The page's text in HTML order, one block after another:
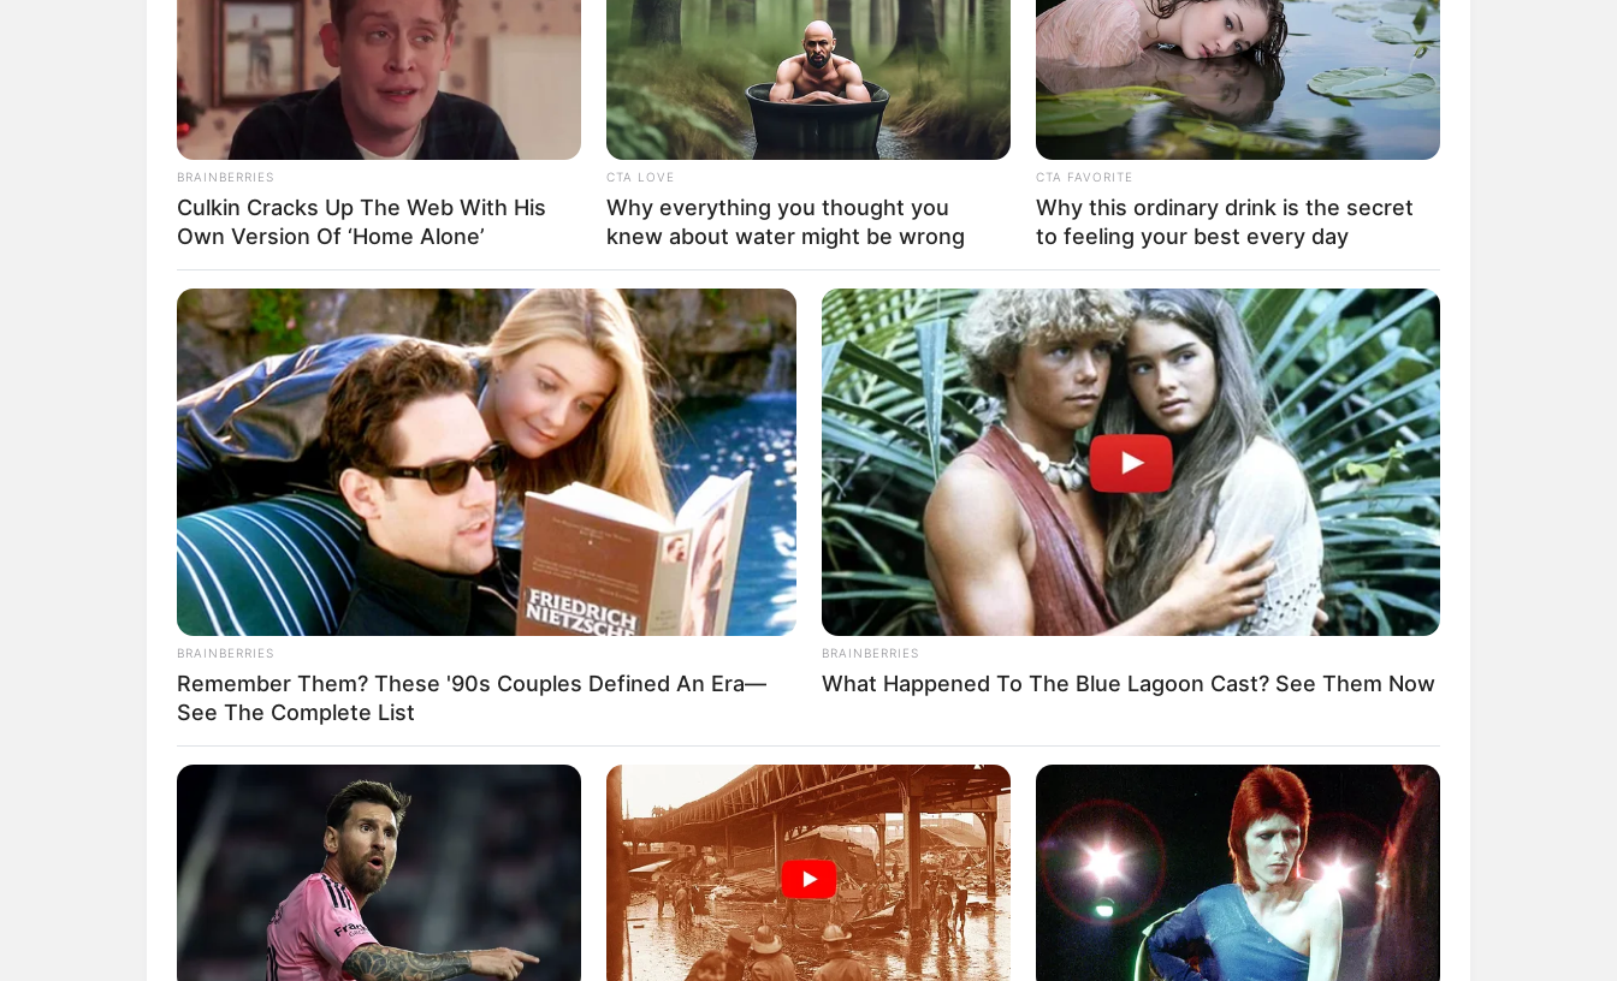
Tissa Biani
VOTE
Tanggal Lahir:
24 Juli2002
Tempat Lahir:
Depok,Jawa Barat,
Indonesia
Umur:
24 Tahun
Profesi:
Aktris, Model,Penyanyi,
Presenter
SHARE TWEET SHARE WHATSAPP TELEGRAM LINE
Edit
Tissa Biani adalah seorang aktris, model, presenter dan penyanyi yang berasal dari Depok, Jawa
Barat.
Namanya mulai dikenal usai membintangi sinetronCatatan Harian Aisha
(2018). Selain itu, ia
juga merupakan pemeran dalam film KKN di Desa Penari
(2022) dan berhasil mendapatkan
penghargaan dari film tersebut.
Daftar isi
Karier
Tissa Biani memang menyukai dunia hiburan dan mempunyai cita-cita ingin menjadi seorang
artis. Dengan bakat yang ia miliki, ia berhasil merealisasikan impiannya dengan menjadi artis di
usia muda.
Serem! 9 Chat Ojek Online &
Pelanggan Ini Bikin Auto
Merinding
Bikin Ngakak, 10 Potret
Cosplay Murah Pakai Bahan
Seadanya
Anti Mainstream, 10 Cara
Membawa Barang Belanjaan
Versi Warga Thailand
BRAINBERRIES
Culkin Cracks Up The Web With His
Own Version Of ‘Home Alone’
CTA LOVE
Why everything you thought you
knew about water might be wrong
CTA FAVORITE
Why this ordinary drink is the secret
to feeling your best every day
BRAINBERRIES
Remember Them? These '90s Couples Defined An Era—
See The Complete List
BRAINBERRIES
What Happened To The Blue Lagoon Cast? See Them Now